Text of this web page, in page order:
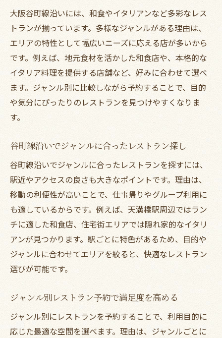
大阪谷町線沿いには、和食やイタリアンなど多彩なレス
トランが揃っています。多様なジャンルがある理由は、
エリアの特性として幅広いニーズに応える店が多いから
です。例えば、地元食材を活かした和食店や、本格的な
イタリア料理を提供する店舗など、好みに合わせて選べ
ます。ジャンル別に比較しながら予約することで、目的
や気分にぴったりのレストランを見つけやすくなりま
す。
谷町線沿いでジャンルに合ったレストラン探し
谷町線沿いでジャンルに合ったレストランを探すには、
駅近やアクセスの良さも大きなポイントです。理由は、
移動の利便性が高いことで、仕事帰りやグループ利用に
も適しているからです。例えば、天満橋駅周辺ではラン
チに適した和食店、住宅街エリアでは隠れ家的なイタリ
アンが見つかります。駅ごとに特色があるため、目的や
ジャンルに合わせてエリアを絞ると、快適なレストラン
選びが可能です。
ジャンル別レストラン予約で満足度を高める
ジャンル別にレストランを予約することで、利用目的に
応じた最適な空間を選べます。理由は、ジャンルごとに